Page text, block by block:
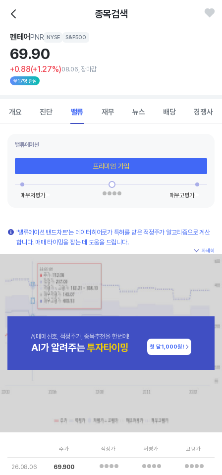
종목검색
펜테어PNR NYSE S&P500
69.90
+0.88(+1.27%)08.06, 장마감
17명 관심
개요 진단 밸류 재무 뉴스 배당 경쟁사
밸류에이션
프리미엄 가입
'밸류에이션 밴드차트'는 데이터히어로가 특허를 받은 적정주가 알고리즘으로 계산
합니다. 매매 타이밍을 잡는 데 도움을 드립니다.
자세히
AI매매신호, 적정주가, 종목추천을 한번에!
AI가 알려주는투자타이밍 첫 달1,000원!
주가 적정가 저평가 고평가
26.08.06 69.900